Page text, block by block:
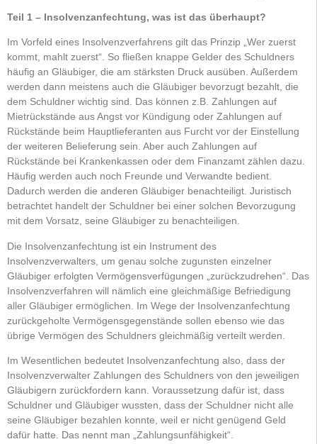
Teil 1 – Insolvenzanfechtung, was ist das überhaupt?
Im Vorfeld eines Insolvenzverfahrens gilt das Prinzip „Wer zuerst
kommt, mahlt zuerst“. So fließen knappe Gelder des Schuldners
häufig an Gläubiger, die am stärksten Druck ausüben. Außerdem
werden dann meistens auch die Gläubiger bevorzugt bezahlt, die
dem Schuldner wichtig sind. Das können z.B. Zahlungen auf
Mietrückstände aus Angst vor Kündigung oder Zahlungen auf
Rückstände beim Hauptlieferanten aus Furcht vor der Einstellung
der weiteren Belieferung sein. Aber auch Zahlungen auf
Rückstände bei Krankenkassen oder dem Finanzamt zählen dazu.
Häufig werden auch noch Freunde und Verwandte bedient.
Dadurch werden die anderen Gläubiger benachteiligt. Juristisch
betrachtet handelt der Schuldner bei einer solchen Bevorzugung
mit dem Vorsatz, seine Gläubiger zu benachteiligen.
Die Insolvenzanfechtung ist ein Instrument des
Insolvenzverwalters, um genau solche zugunsten einzelner
Gläubiger erfolgten Vermögensverfügungen „zurückzudrehen“. Das
Insolvenzverfahren will nämlich eine gleichmäßige Befriedigung
aller Gläubiger ermöglichen. Im Wege der Insolvenzanfechtung
zurückgeholte Vermögensgegenstände sollen ebenso wie das
übrige Vermögen des Schuldners gleichmäßig verteilt werden.
Im Wesentlichen bedeutet Insolvenzanfechtung also, dass der
Insolvenzverwalter Zahlungen des Schuldners von den jeweiligen
Gläubigern zurückfordern kann. Voraussetzung dafür ist, dass
Schuldner und Gläubiger wussten, dass der Schuldner nicht alle
seine Gläubiger bezahlen konnte, weil er nicht genügend Geld
dafür hatte. Das nennt man „Zahlungsunfähigkeit“.